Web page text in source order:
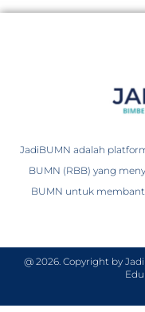
JadiBUMN adalah
BUMN (RBB) yang
BUMN untuk
@ 2026. Copyright by